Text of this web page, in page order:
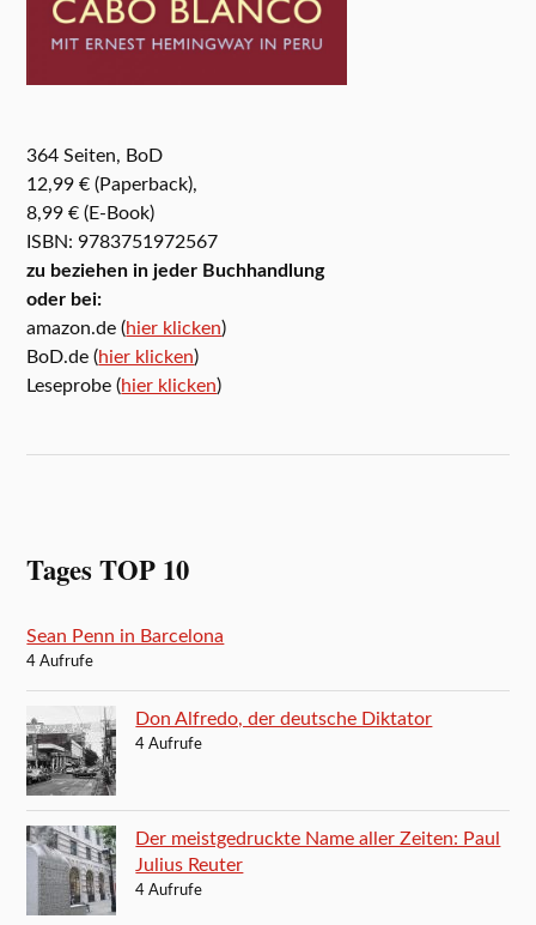
364 Seiten, BoD
12,99 € (Paperback),
8,99 € (E-Book)
ISBN: 9783751972567
zu beziehen in jeder Buchhandlung
oder bei:
amazon.de (hier klicken)
BoD.de (hier klicken)
Leseprobe (hier klicken)
Tages TOP 10
Sean Penn in Barcelona
4 Aufrufe
Don Alfredo, der deutsche Diktator
4 Aufrufe
Der meistgedruckte Name aller Zeiten: Paul
Julius Reuter
4 Aufrufe